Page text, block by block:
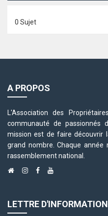
0 Sujet
A PROPOS
L'Association des
communauté de passionnés
mission est de faire découvrir
grand nombre. Chaque
rassemblement national.
LETTRE